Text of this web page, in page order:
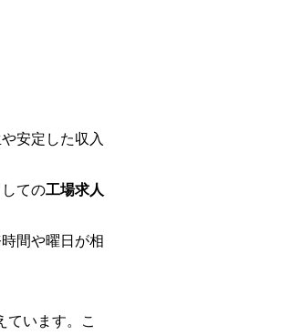
安定した収入
ての工場求人
間や曜日が相
ています。こ